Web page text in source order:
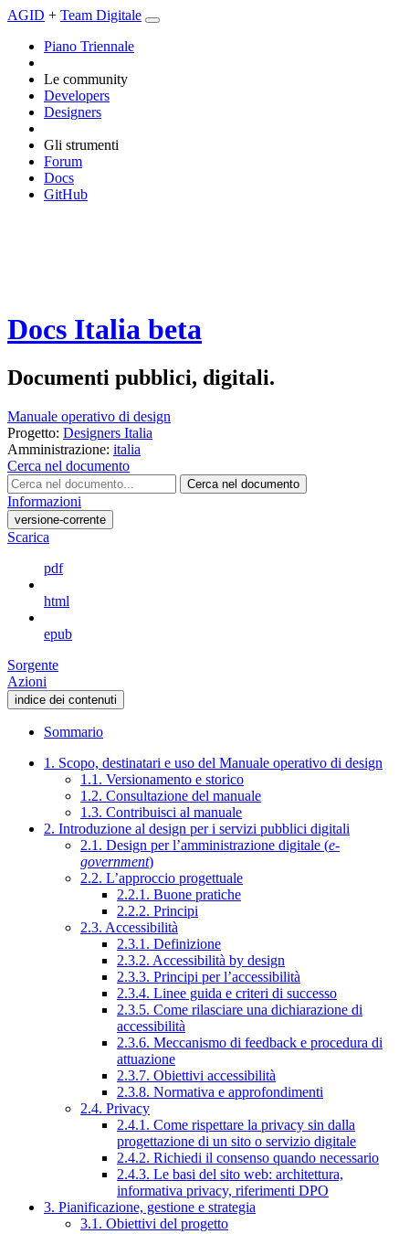
AGID + Team Digitale
Piano Triennale
Le community
Developers
Designers
Gli strumenti
Forum
Docs
GitHub
Docs Italia beta
Documenti pubblici, digitali.
Manuale operativo di design
Progetto: Designers Italia
Amministrazione: italia
Cerca nel documento
Cerca nel documento
Informazioni
versione-corrente
Scarica
pdf
html
epub
Sorgente
Azioni
indice dei contenuti
Sommario
1. Scopo, destinatari e uso del Manuale operativo di design
1.1. Versionamento e storico
1.2. Consultazione del manuale
1.3. Contribuisci al manuale
2. Introduzione al design per i servizi pubblici digitali
2.1. Design per l’amministrazione digitale (e-
government)
2.2. L’approccio progettuale
2.2.1. Buone pratiche
2.2.2. Principi
2.3. Accessibilità
2.3.1. Definizione
2.3.2. Accessibilità by design
2.3.3. Principi per l’accessibilità
2.3.4. Linee guida e criteri di successo
2.3.5. Come rilasciare una dichiarazione di
accessibilità
2.3.6. Meccanismo di feedback e procedura di
attuazione
2.3.7. Obiettivi accessibilità
2.3.8. Normativa e approfondimenti
2.4. Privacy
2.4.1. Come rispettare la privacy sin dalla
progettazione di un sito o servizio digitale
2.4.2. Richiedi il consenso quando necessario
2.4.3. Le basi del sito web: architettura,
informativa privacy, riferimenti DPO
3. Pianificazione, gestione e strategia
3.1. Obiettivi del progetto